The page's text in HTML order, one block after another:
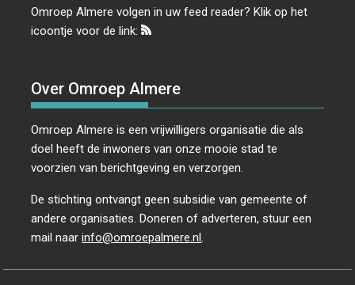
Omroep Almere volgen in uw feed reader? Klik op het
icoontje voor de link:
Over Omroep Almere
Omroep Almere is een vrijwilligers organisatie die als
doel heeft de inwoners van onze mooie stad te
voorzien van berichtgeving en verzorgen.
De stichting ontvangt geen subsidie van gemeente of
andere organisaties. Doneren of adverteren, stuur een
mail naarinfo@omroepalmere.nl.